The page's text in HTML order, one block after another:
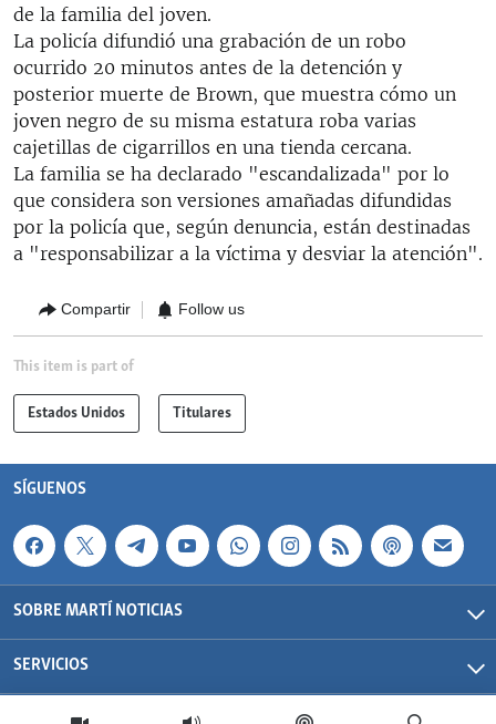
de la familia del joven.
La policía difundió una grabación de un robo
ocurrido 20 minutos antes de la detención y
posterior muerte de Brown, que muestra cómo un
joven negro de su misma estatura roba varias
cajetillas de cigarrillos en una tienda cercana.
La familia se ha declarado "escandalizada" por lo
que considera son versiones amañadas difundidas
por la policía que, según denuncia, están destinadas
a "responsabilizar a la víctima y desviar la atención".
Compartir Follow us
This item is part of
Estados Unidos Titulares
SÍGUENOS
SOBRE MARTÍ NOTICIAS
SERVICIOS